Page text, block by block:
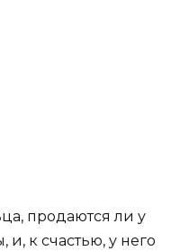
продаются ли у
к счастью, у него